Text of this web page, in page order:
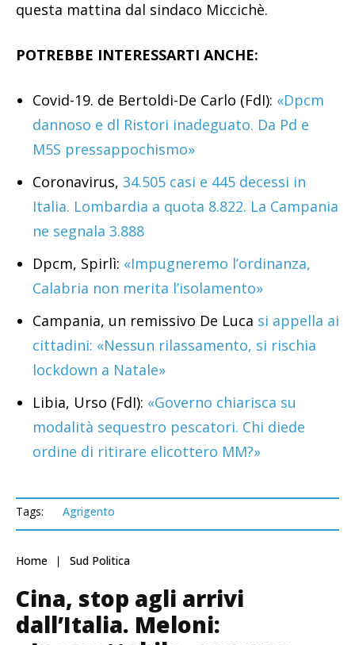
questa mattina dal sindaco Miccichè.
POTREBBE INTERESSARTI ANCHE:
Covid-19. de Bertoldi-De Carlo (FdI): «Dpcm
dannoso e dl Ristori inadeguato. Da Pd e
M5S pressappochismo»
Coronavirus, 34.505 casi e 445 decessi in
Italia. Lombardia a quota 8.822. La Campania
ne segnala 3.888
Dpcm, Spirlì: «Impugneremo l’ordinanza,
Calabria non merita l’isolamento»
Campania, un remissivo De Luca si appella ai
cittadini: «Nessun rilassamento, si rischia
lockdown a Natale»
Libia, Urso (FdI): «Governo chiarisca su
modalità sequestro pescatori. Chi diede
ordine di ritirare elicottero MM?»
Tags: Agrigento
Home Sud Politica
Cina, stop agli arrivi
dall’Italia. Meloni: